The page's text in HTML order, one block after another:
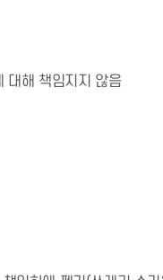
대해 책임지지 않음